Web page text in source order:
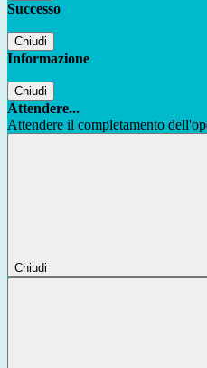
Successo
Chiudi
Informazione
Chiudi
Attendere...
Attendere il completamento
Chiudi